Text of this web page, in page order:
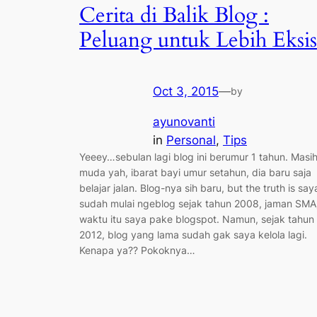
Cerita di Balik Blog :
Peluang untuk Lebih Eksis
Oct 3, 2015—by
ayunovanti
in Personal, Tips
Yeeey…sebulan lagi blog ini berumur 1 tahun. Masih
muda yah, ibarat bayi umur setahun, dia baru saja
belajar jalan. Blog-nya sih baru, but the truth is
sudah mulai ngeblog sejak tahun 2008, jaman
waktu itu saya pake blogspot. Namun, sejak tahun
2012, blog yang lama sudah gak saya kelola lagi.
Kenapa ya?? Pokoknya…